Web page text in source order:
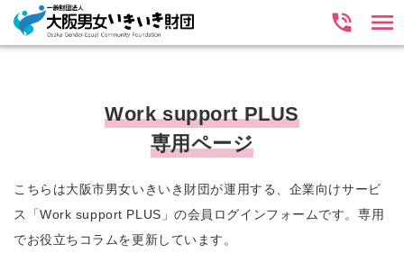
Work support PLUS
専用ページ
こちらは大阪市男女いきいき財団が運用する、企業向けサービ
ス「Work support PLUS」の会員ログインフォームです。専用
でお役立ちコラムを更新しています。